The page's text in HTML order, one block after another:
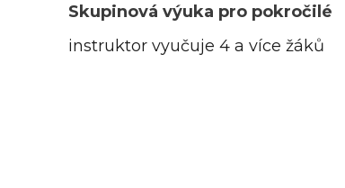
Skupinová výuka pro pokročilé
instruktor vyučuje 4 a více žáků